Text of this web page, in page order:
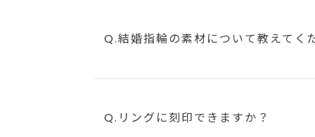
Q.結婚指輪の素材について教えてく
Q.リングに刻印できますか？